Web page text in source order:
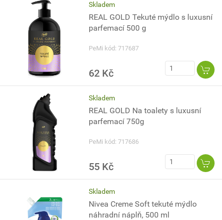
Skladem
REAL GOLD Tekuté mýdlo s luxusní
parfemací 500 g
PeMi kód: 717687
62 Kč
Skladem
REAL GOLD Na toalety s luxusní
parfemací 750g
PeMi kód: 717686
55 Kč
Skladem
Nivea Creme Soft tekuté mýdlo
náhradní náplň, 500 ml